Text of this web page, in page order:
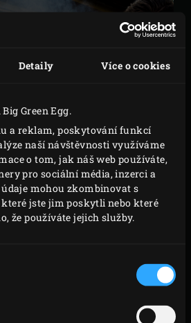
Detaily Více o cookies
Green Egg.
a reklam, poskytování funkcí
naší návštěvnosti využíváme
o tom, jak náš web používáte,
pro sociální média, inzerci a
mohou zkombinovat s
jste jim poskytli nebo které
že používáte jejich služby.